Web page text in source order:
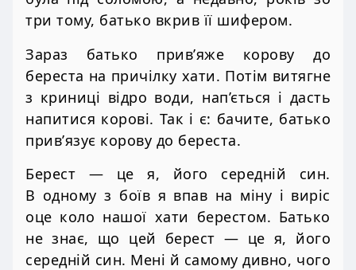
три тому, батько вкрив її шифером.
Зараз батько прив’яже корову до
береста на причілку хати. Потім витягне
з криниці відро води, нап’ється і дасть
напитися корові. Так і є: бачите, батько
прив’язує корову до береста.
Берест — це я, його середній син.
В одному з боїв я впав на міну і виріс
оце коло нашої хати берестом. Батько
не знає, що цей берест — це я, його
середній син. Мені й самому дивно, чого